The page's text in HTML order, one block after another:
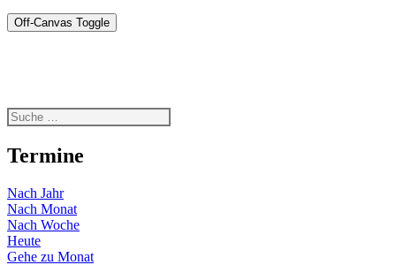
Off-Canvas Toggle
Termine
Nach Jahr
Nach Monat
Nach Woche
Heute
Gehe zu Monat